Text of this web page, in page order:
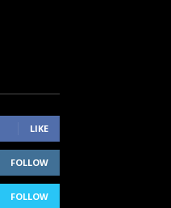
LIKE
FOLLOW
FOLLOW